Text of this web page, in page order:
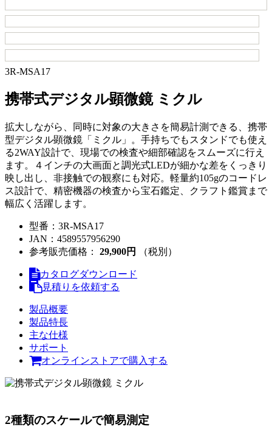
3R-MSA17
携帯式デジタル顕微鏡 ミクル
拡大しながら、同時に対象の大きさを簡易計測できる、携帯
型デジタル顕微鏡「ミクル」。手持ちでもスタンドでも使え
る2WAY設計で、現場での検査や細部確認をスムーズに行え
ます。４インチの大画面と調光式LEDが細かな差をくっきり
映し出し、非接触での観察にも対応。軽量約105gのコードレ
ス設計で、精密機器の検査から宝石鑑定、クラフト鑑賞まで
幅広く活躍します。
型番： 3R-MSA17
JAN： 4589557956290
参考販売価格：
29,900円 （税別）
カタログダウンロード
見積りを依頼する
製品概要
製品特長
主な仕様
サポート
オンラインストアで購入する
2種類のスケールで簡易測定